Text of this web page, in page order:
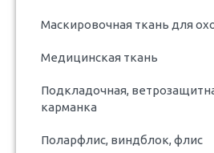
Маскировочная ткань для
Медицинская ткань
Подкладочная,
карманка
Поларфлис, виндблок, флис